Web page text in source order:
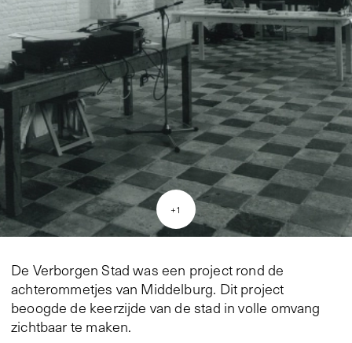
+1
De Verborgen Stad was een project rond de
achterommetjes van Middelburg. Dit project
beoogde de keerzijde van de stad in volle omvang
zichtbaar te maken.